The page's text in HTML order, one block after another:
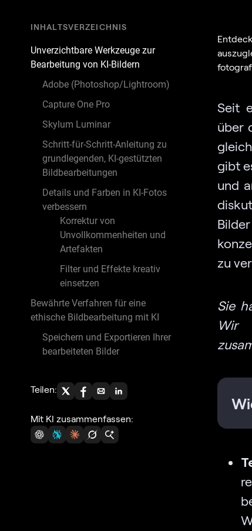
INHALTSVERZEICHNIS
Unverzichtbare Werkzeuge zur
Bearbeitung von KI-Bildern
Adobe (Photoshop/Lightroom)
Capture One Pro
Skylum Luminar
Schritt-für-Schritt-Anleitung zu
grundlegenden, KI-gestützten
Bildbearbeitungen
Details und Farben in KI-Fotos
verbessern
Korrektur von
Unvollkommenheiten und
Artefakten
Filter und Effekte kreativ
einsetzen
Bewährte Verfahren für eine
ethische Bildbearbeitung mit KI
Speichern und Exportieren Ihrer
bearbeiteten Bilder
Teilen:
Mit KI zusammenfassen:
Seit
über
gibt
und
zu
Sie
Wir